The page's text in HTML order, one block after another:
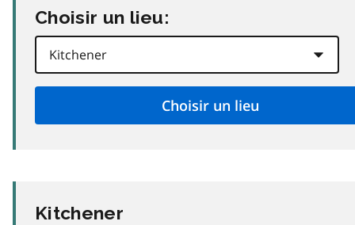
Choisir un lieu:
Kitchener